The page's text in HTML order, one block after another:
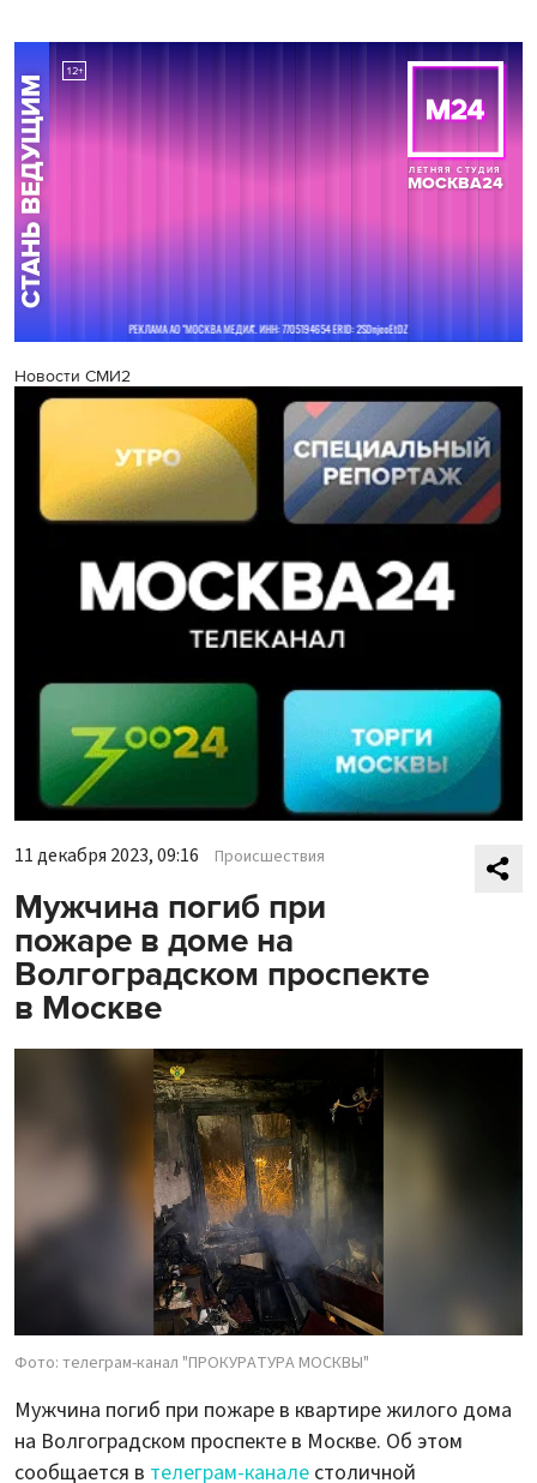
Новости СМИ2
11 декабря 2023, 09:16 Происшествия
Мужчина погиб при
пожаре в доме на
Волгоградском проспекте
в Москве
Фото: телеграм-канал "ПРОКУРАТУРА МОСКВЫ"
Мужчина погиб при пожаре в квартире жилого дома
на Волгоградском проспекте в Москве. Об этом
сообщается в телеграм-канале столичной